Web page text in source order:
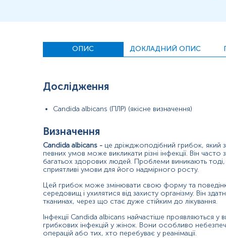
Загальна характеристика
Додаткова інформація
Синоніми
Кандида біліюча, збудник молочниці
Маркер наявності Candida albicans
Показання до призначення
ОПИС ДОКЛАДНИЙ ОПИС
Дослідження
Candida albicans (ПЛР) (якісне визначення)
Визначення
Candida albicans -це дріжджоподібний грибок, який
певних умов може викликати різні інфекції. Він
багатьох здорових людей. Проблеми виникають
сприятливі умови для його надмірного росту.
Цей грибок може змінювати свою форму та
середовищ і ухилятися від захисту організму. Він
тканинах, через що стає дуже стійким до лікування.
Інфекції Candida albicans найчастіше проявляються у
грибкових інфекцій у жінок. Вони особливо
операцій або тих, хто перебуває у реанімації.